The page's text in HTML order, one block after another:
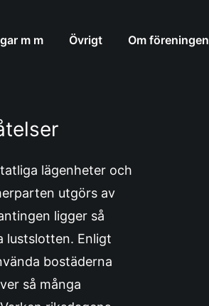
m m Övrigt Om föreningen
lägenheter och
utgörs av
ligger så
lustslotten. Enligt
bostäderna
så många